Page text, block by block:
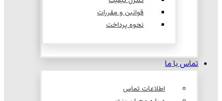
قوانین و مقررات
نحوه پرداخت
تماس با ما
اطلاعات تماس